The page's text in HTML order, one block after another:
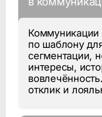
Как
CDP
Join
Единый профиль
клиента